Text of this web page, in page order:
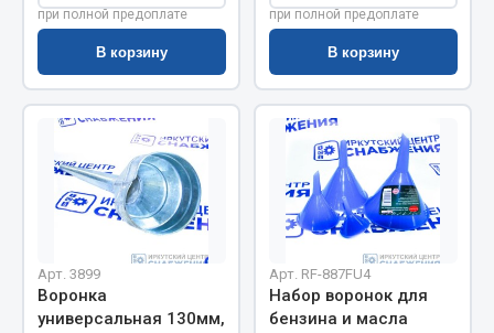
Автолампы
Блоки реле и предохранителей
Вилки нагрузочные
Выключатели и переключатели клавишные
Выключатели кнопочные
Выключатель массы
Показать ещё
Весь раздел
при полной предоплате
В корзину
при полной предоплате
В корзину
Арт. 3899
Воронка
универсальная 130мм,
Арт. RF-887FU4
Набор воронок для
бензина и масла